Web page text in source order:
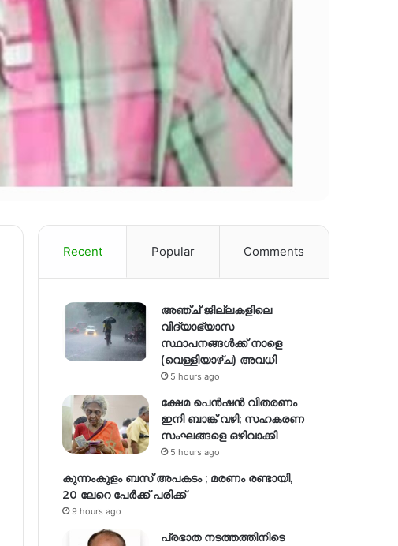
Recent Popular Comments
അഞ്ച് ജില്ലകളിലെ
വിദ്യാഭ്യാസ
സ്ഥാപനങ്ങൾക്ക് നാളെ
(വെള്ളിയാഴ്ച) അവധി
5 hours ago
ക്ഷേമ പെൻഷൻ വിതരണം
ഇനി ബാങ്ക് വഴി; സഹകരണ
സംഘങ്ങളെ ഒഴിവാക്കി
5 hours ago
കുന്നംകുളം ബസ് അപകടം ; മരണം രണ്ടായി,
20 ലേറെ പേർക്ക് പരിക്ക്
9 hours ago
പ്രഭാത നടത്തത്തിനിടെ